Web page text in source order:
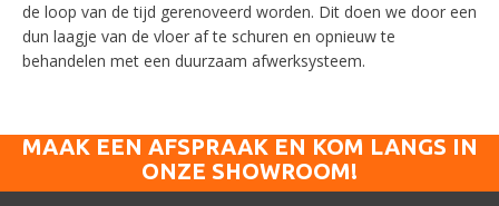
de loop van de tijd gerenoveerd worden. Dit doen we door een
dun laagje van de vloer af te schuren en opnieuw te
behandelen met een duurzaam afwerksysteem.
MAAK EEN AFSPRAAK EN KOM LANGS IN
ONZE SHOWROOM!